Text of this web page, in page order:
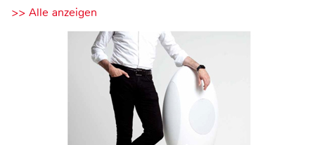
>> Alle anzeigen